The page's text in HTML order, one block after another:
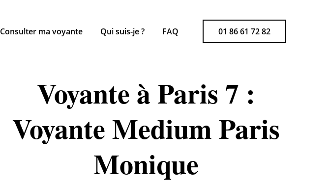
Consulter ma voyante Qui suis-je ? FAQ 01 86 61 72 82
Voyante à Paris 7 :
Voyante Medium Paris
Monique